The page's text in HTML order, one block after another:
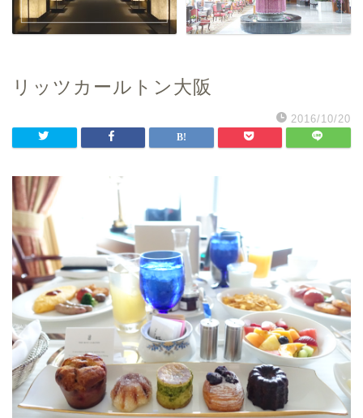
リッツカールトン大阪
2016/10/20